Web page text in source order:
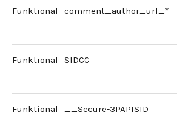
Funktional comment_author_url_*
Funktional SIDCC
Funktional __Secure-3PAPISID